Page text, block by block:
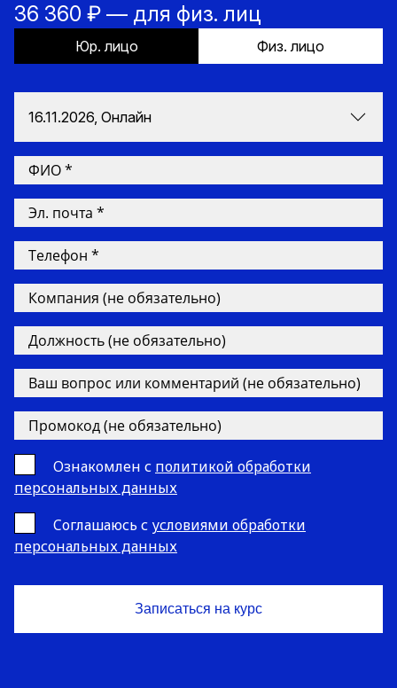
36 360 ₽ — для физ. лиц
Юр. лицо Физ. лицо
16.11.2026, Онлайн
Ознакомлен с политикой обработки
персональных данных
Cоглашаюсь с условиями обработки
персональных данных